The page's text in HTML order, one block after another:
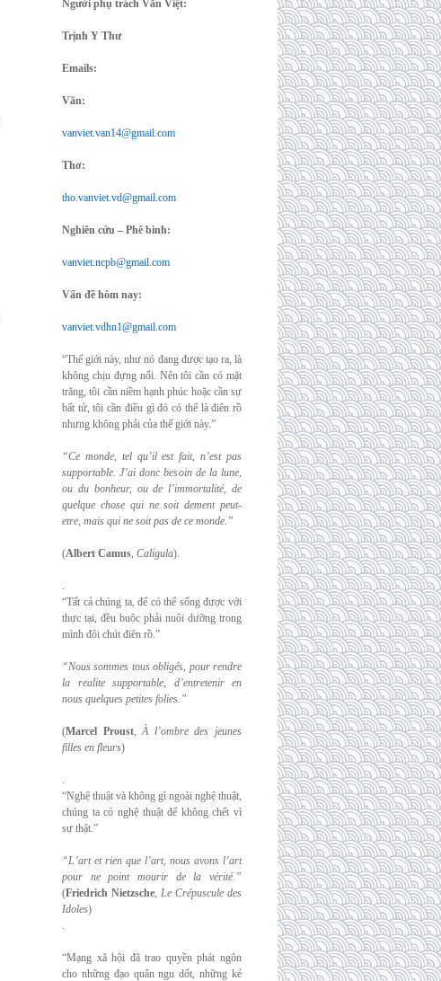
Người phụ trách Văn Việt:
Trịnh Y Thư
Emails:
Văn:
vanviet.van14@gmail.com
Thơ:
tho.vanviet.vd@gmail.com
Nghiên cứu – Phê bình:
vanviet.ncpb@gmail.com
Vấn đề hôm nay:
vanviet.vdhn1@gmail.com
“Thế giới này, như nó đang được tạo ra, là
không chịu đựng nổi. Nên tôi cần có mặt
trăng, tôi cần niềm hạnh phúc hoặc cần sự
bất tử, tôi cần điều gì đó có thể là điên rồ
nhưng không phải của thế giới này.”
“Ce monde, tel qu’il est fait, n’est pas
supportable. J’ai donc besoin de la lune,
ou du bonheur, ou de l’immortalité, de
quelque chose qui ne soit dement peut-
etre, mais qui ne soit pas de ce monde.”
(Albert Camus, Caligula).
.
“Tất cả chúng ta, để có thể sống được với
thực tại, đều buộc phải nuôi dưỡng trong
mình đôi chút điên rồ.”
“Nous sommes tous obligés, pour rendre
la realite supportable, d’entretenir en
nous quelques petites folies.”
(Marcel Proust,À l’ombre des jeunes
filles en fleurs)
.
“Nghệ thuật và không gì ngoài nghệ thuật,
chúng ta có nghệ thuật để không chết vì
sự thật.”
“L’art et rien que l’art, nous avons l’art
pour ne point mourir de la vérité.”
(Friedrich Nietzsche, Le Crépuscule des
Idoles)
.
“Mạng xã hội đã trao quyền phát ngôn
cho những đạo quân ngu dốt, những kẻ